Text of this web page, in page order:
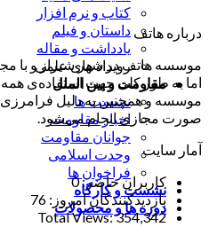
کتاب و نرم افزار
داستان و فیلم
یادداشت و مقاله
رویداد های علمی
مقاومت و بین الملل
نشست ها
اخبار مقاومت
جوانان مقاومت
وحدت اسلامی
فراخوان ها
نشست و کارگاه
دوره ها و محصولات
درباره هاتف
موسسه هاتف در شهر شیراز و با
اما به طور کلی جهت استفاده‌ی
موسسه و همچنین به دلیل فرامرزی
صورت مجازی انجام می‌شود.
آمار سایت
کاربران حاضر:0
بازدیدکنندگان امروز: 76
Total Views:354,342